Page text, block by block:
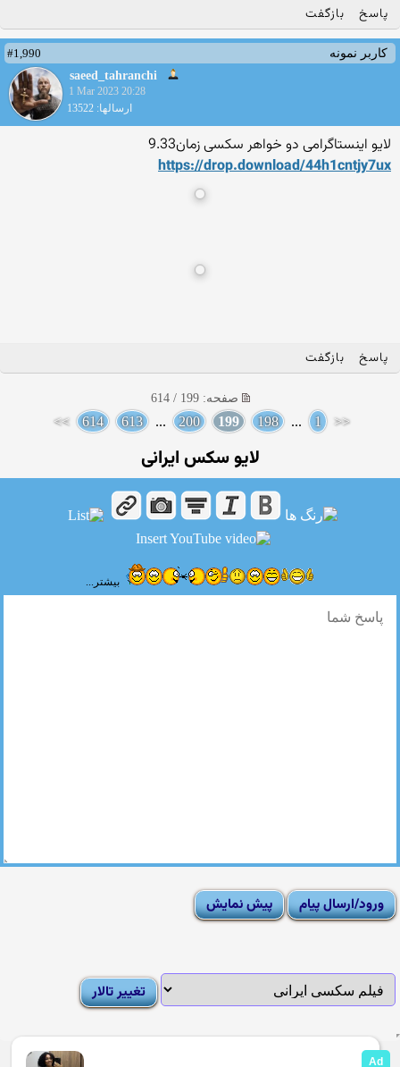
پاسخ بازگفت
کاربر نمونه
#1,990
saeed_tahranchi
1 Mar 2023 20:28
ارسالها: 13522
لایو اینستاگرامی دو خواهر سکسی زمان9.33
https://drop.download/44h1cntjy7ux
پاسخ بازگفت
صفحه: 199 / 614
<<
1
...
198
199
200
...
613
614
>>
لایو سکس ایرانی
بیشتر...